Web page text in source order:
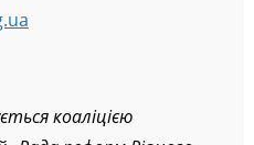
коаліцією